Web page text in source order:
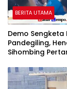
BERITA UTAMA
Demo Sengketa
Pandegiling,
Sihombing